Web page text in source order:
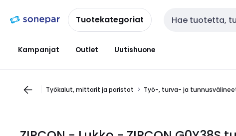
navigointiinsisältöönTuotekategoriat Haku
Kampanjat Outlet Uutishuone
Työkalut, mittarit ja paristot Työ-, turva- ja